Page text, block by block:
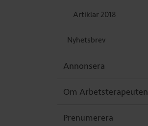
Artiklar 2018
Nyhetsbrev
Annonsera
Om Arbetsterapeuten
Prenumerera